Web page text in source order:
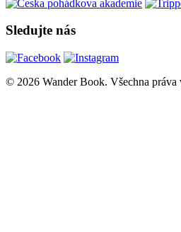
Sledujte nás
© 2026 Wander Book. Všechna práva